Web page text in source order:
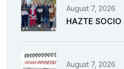
August 7, 2026
HAZTE SOCIO
August 7, 2026